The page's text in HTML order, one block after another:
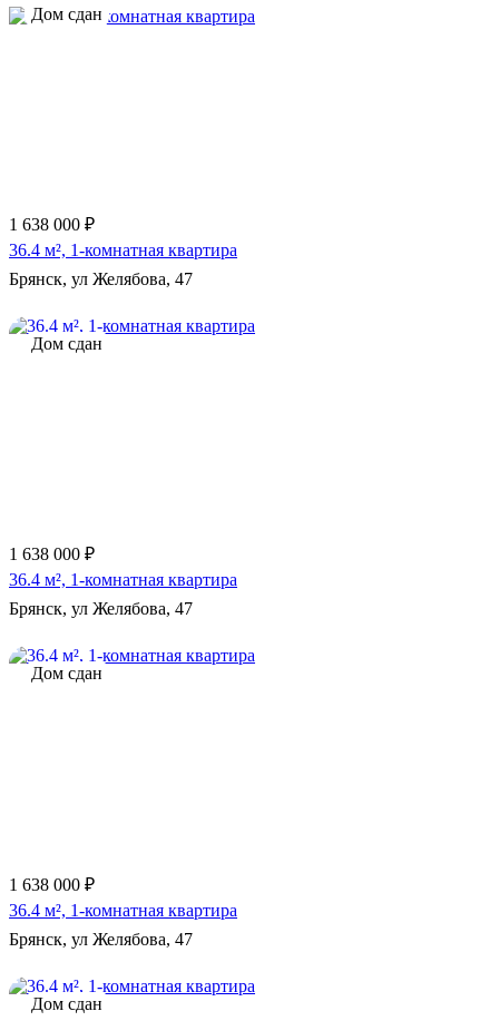
Дом сдан
1 638 000 ₽
36.4 м², 1-комнатная квартира
Брянск, ул Желябова, 47
Дом сдан
1 638 000 ₽
36.4 м², 1-комнатная квартира
Брянск, ул Желябова, 47
Дом сдан
1 638 000 ₽
36.4 м², 1-комнатная квартира
Брянск, ул Желябова, 47
Дом сдан